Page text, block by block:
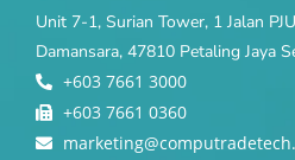
Unit 7-1, Surian Tower, 1 Jalan
Damansara, 47810 Petaling Jaya
+603 7661 3000
+603 7661 0360